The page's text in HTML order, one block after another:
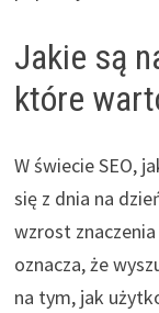
Jakie są
które
W świecie SEO,
się z dnia na
wzrost
oznacza, że
na tym, jak